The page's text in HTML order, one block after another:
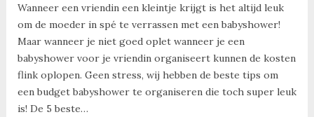
Wanneer een vriendin een kleintje krijgt is het altijd leuk
om de moeder in spé te verrassen met een babyshower!
Maar wanneer je niet goed oplet wanneer je een
babyshower voor je vriendin organiseert kunnen de kosten
flink oplopen. Geen stress, wij hebben de beste tips om
een budget babyshower te organiseren die toch super leuk
is! De 5 beste…